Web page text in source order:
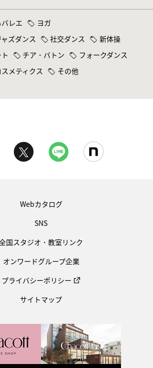
レエ
ヨガ
ズダンス
社交ダンス
新体操
チア・バトン
フォークダンス
スメティクス その他
Webカタログ
SNS
国スタジオ・教室リンク
オンワードグループ企業
プライバシーポリシー
サイトマップ